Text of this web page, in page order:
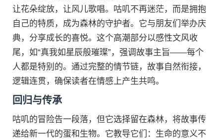
让花朵绽放，让风儿歌唱。咕叽不再迷茫，而是拥抱
自己的特质，成为森林的守护者。它与朋友们举办庆
典，分享成长的喜悦。这个高潮部分以感性文风收
尾，如“真我如星辰般璀璨”，强调故事主旨——每个
人都是特别的。通过完整的情节链，故事自然衔接，
逻辑连贯，确保读者在情感上产生共鸣。
回归与传承
咕叽的冒险告一段落，但它选择留在森林，将故事传
递给新一代的蛋和生物。它教导它们：生命的意义不